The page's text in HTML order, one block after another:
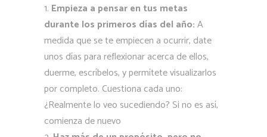
Empieza a pensar en tus metas
durante los primeros días del año:A
medida que se te empiecen a ocurrir, date
unos días para reflexionar acerca de ellos,
duerme, escríbelos, y permítete visualizarlos
por completo. Cuestiona cada uno:
¿Realmente lo veo sucediendo? Si no es así,
comienza de nuevo